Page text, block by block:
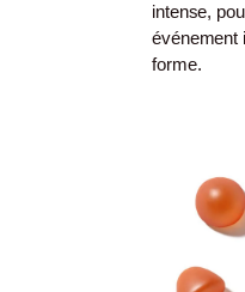
intense,
événement
forme.